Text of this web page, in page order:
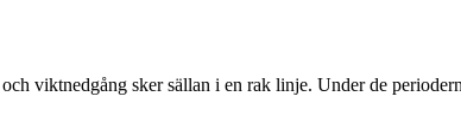
viktnedgång sker sällan i en rak linje. Under de